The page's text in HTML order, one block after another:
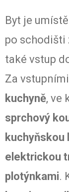
Byt je
po schodišti
také vstup
Za
kuchyně, ve
sprchový
kuchyňskou
elektrickou
plotýnkami.